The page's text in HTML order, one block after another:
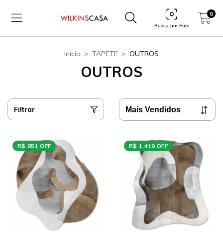
Busca por Foto
0
Início > TAPETE > OUTROS
OUTROS
Filtrar
R$ 851 OFF R$ 1.419 OFF